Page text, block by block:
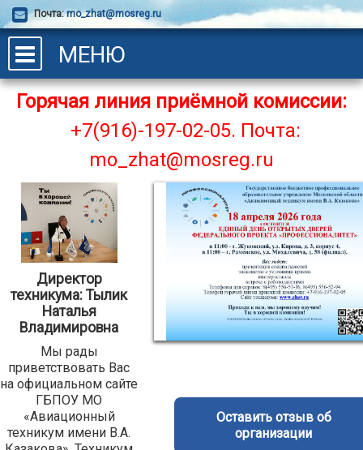
Почта:mo_zhat@mosreg.ru
МЕНЮ
Горячая линия приёмной комиссии:
+7(916)-197-02-05. Почта:
mo_zhat@mosreg.ru
Директор
техникума: Тылик
Наталья
Владимировна
Мы рады
приветствовать Вас
на официальном сайте
ГБПОУ МО
«Авиационный
техникум имени В.А.
Оставить отзыв об
организации